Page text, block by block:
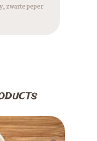
zwarte peper